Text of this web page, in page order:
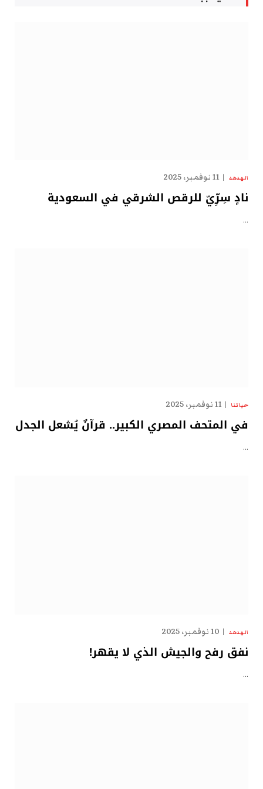
الهدهد 11 نوفمبر، 2025
نادٍ سِرِّيّ للرقص الشرقي في السعودية
…
حياتنا 11 نوفمبر، 2025
في المتحف المصري الكبير.. قرآنٌ يُشعل الجدل
…
الهدهد 10 نوفمبر، 2025
نفق رفح والجيش الذي لا يقهر!
…